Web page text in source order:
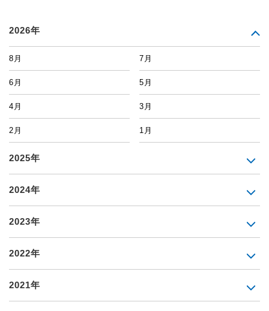
2026年
8月 7月
6月 5月
4月 3月
2月 1月
2025年
2024年
2023年
2022年
2021年